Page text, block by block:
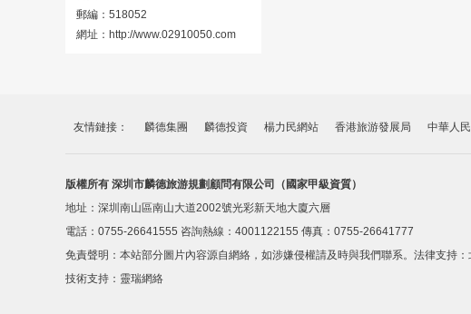
郵編 ： 518052
網址 ： http://www.02910050.com
友情鏈接： 麟德集團 麟德投資 楊力民網站 香港旅游發展局 中華人
版權所有 深圳市麟德旅游規劃顧問有限公司（國家甲級資質）
地址：深圳南山區南山大道2002號光彩新天地大廈六層
電話：0755-26641555 咨詢熱線：4001122155 傳真：0755-26641777
免責聲明：本站部分圖片內容源自網絡，如涉嫌侵權請及時與我們聯系。法律支持：
技術支持： 靈瑞網絡